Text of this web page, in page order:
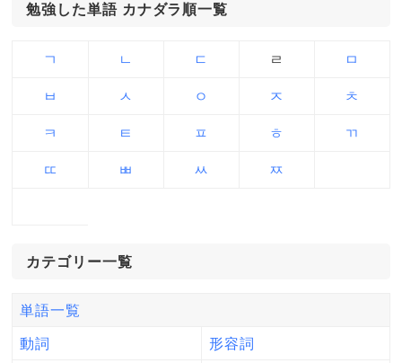
勉強した単語 カナダラ順一覧
ㄱ ㄴ ㄷ ㄹ ㅁ
ㅂ ㅅ ㅇ ㅈ ㅊ
ㅋ ㅌ ㅍ ㅎ ㄲ
ㄸ ㅃ ㅆ ㅉ
カテゴリー一覧
単語一覧
動詞 形容詞